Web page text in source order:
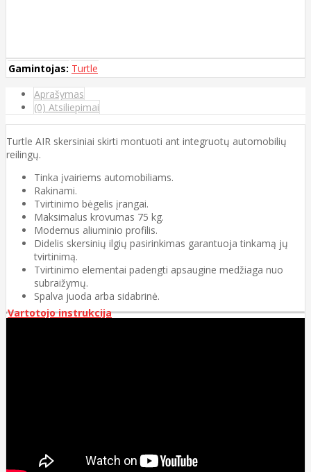
Gamintojas: Turtle
Aprašymas
(0) Atsiliepimai
Turtle AIR skersiniai skirti montuoti ant integruotų automobilių
reilingų.
Tinka įvairiems automobiliams.
Rakinami.
Tvirtinimo bėgelis įrangai.
Maksimalus krovumas 75 kg.
Modernus aliuminio profilis.
Didelis skersinių ilgių pasirinkimas garantuoja tinkamą jų
tvirtinimą.
Tvirtinimo elementai padengti apsaugine medžiaga nuo
subraižymų.
Spalva juoda arba sidabrinė.
Vartotojo instrukcija